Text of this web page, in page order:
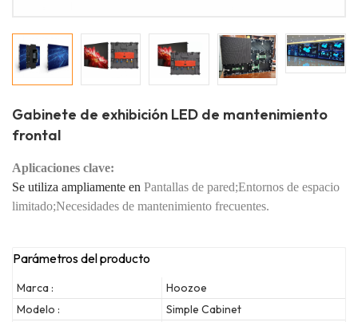
Gabinete de exhibición LED de mantenimiento
frontal
Aplicaciones clave:
Se utiliza ampliamente en Pantallas de pared;Entornos de espacio
limitado;Necesidades de mantenimiento frecuentes.
Parámetros del producto
Marca :
Hoozoe
Modelo :
Simple Cabinet